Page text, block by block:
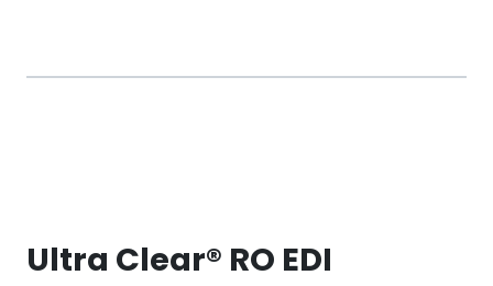
Ultra Clear® RO EDI